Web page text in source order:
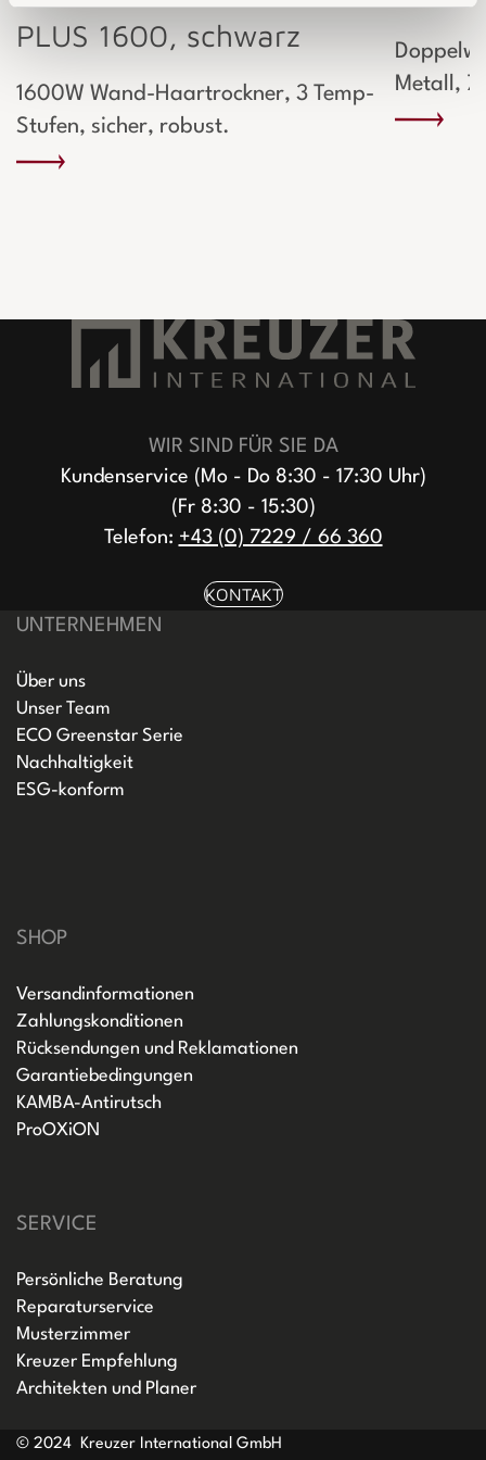
PLUS 1600, schwarz
1600W Wand-Haartrockner, 3 Temp-
Stufen, sicher, robust.
Metall, 7
WIR SIND FÜR SIE DA
Kundenservice (Mo - Do 8:30 - 17:30 Uhr)
(Fr 8:30 - 15:30)
Telefon: +43 (0) 7229 / 66 360
KONTAKT
UNTERNEHMEN
Über uns
Unser Team
ECO Greenstar Serie
Nachhaltigkeit
ESG-konform
SHOP
Versandinformationen
Zahlungskonditionen
Rücksendungen und Reklamationen
Garantiebedingungen
KAMBA-Antirutsch
ProOXiON
SERVICE
Persönliche Beratung
Reparaturservice
Musterzimmer
Kreuzer Empfehlung
Architekten und Planer
© 2024 Kreuzer International GmbH